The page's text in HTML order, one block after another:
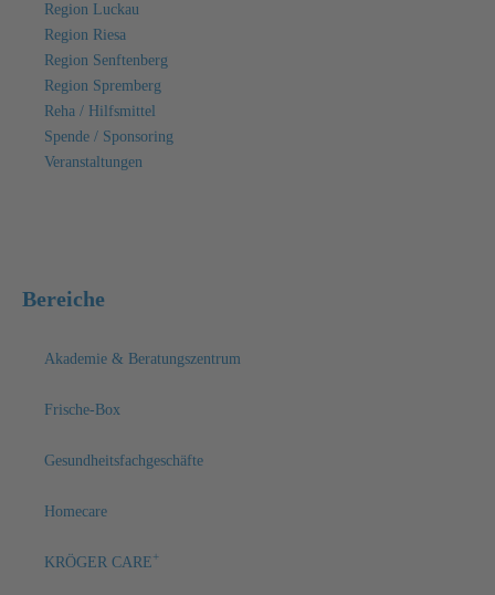
Region Luckau
Region Riesa
Region Senftenberg
Region Spremberg
Reha / Hilfsmittel
Spende / Sponsoring
Veranstaltungen
Bereiche
Akademie & Beratungszentrum
Frische-Box
Gesundheitsfachgeschäfte
Homecare
KRÖGER CARE+